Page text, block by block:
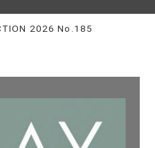
2026 No.185